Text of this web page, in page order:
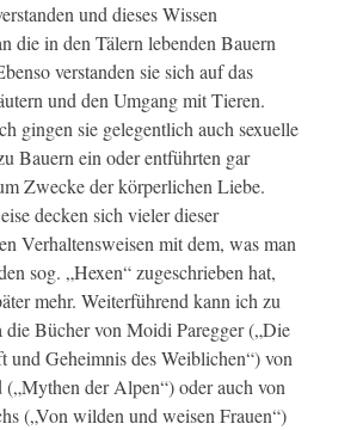
und dieses Wissen
die in den Tälern lebenden Bauern
verstanden sie sich auf das
und den Umgang mit Tieren.
gingen sie gelegentlich auch sexuelle
Bauern ein oder entführten gar
Zwecke der körperlichen Liebe.
decken sich vieler dieser
Verhaltensweisen mit dem, was man
sog. „Hexen“ zugeschrieben hat,
mehr. Weiterführend kann ich zu
die Bücher von Moidi Paregger („Die
und Geheimnis des Weiblichen“) von
der Alpen“) oder auch von
(„Von wilden und weisen Frauen“)